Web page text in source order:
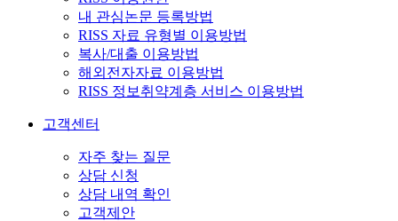
내 관심논문 등록방법
RISS 자료 유형별 이용방법
복사/대출 이용방법
해외전자자료 이용방법
RISS 정보취약계층 서비스 이용방법
고객센터
자주 찾는 질문
상담 신청
상담 내역 확인
고객제안